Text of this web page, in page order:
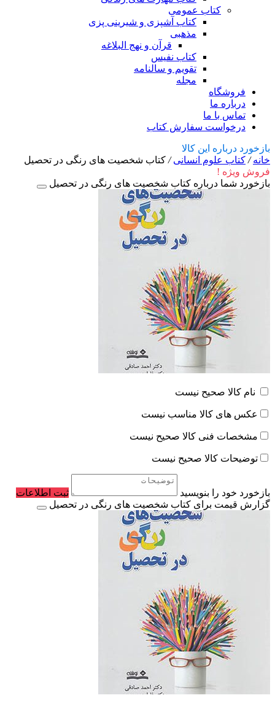
کتاب عمومی
کتاب آشپزی و شیرینی پزی
مذهبی
قرآن و نهج البلاغه
کتاب نفیس
تقویم و سالنامه
مجله
فروشگاه
درباره ما
تماس با ما
درخواست سفارش کتاب
بازخورد درباره این کالا
خانه/ کتاب علوم انسانی/ کتاب شخصیت‌ های رنگی در تحصیل
فروش ویژه !
بازخورد شما درباره کتاب شخصیت‌ های رنگی در تحصیل
نام کالا صحیح نیست
عکس های کالا مناسب نیست
مشخصات فنی کالا صحیح نیست
توضیحات کالا صحیح نیست
بازخورد خود را بنویسید
ثبت اطلاعات
گزارش قیمت برای کتاب شخصیت‌ های رنگی در تحصیل